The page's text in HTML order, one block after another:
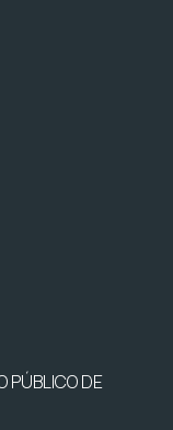
PÚBLICO DE